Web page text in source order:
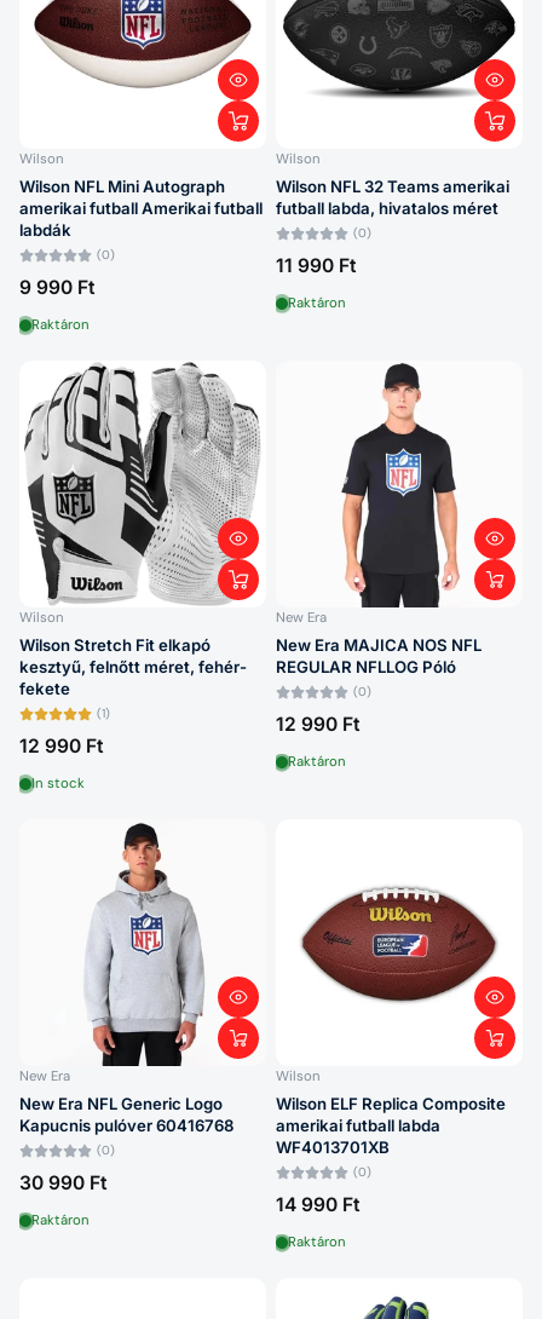
Wilson
Wilson NFL Mini Autograph
amerikai futball Amerikai futball
labdák
(0)
9 990 Ft
Raktáron
Wilson
Wilson NFL 32 Teams amerikai
futball labda, hivatalos méret
(0)
11 990 Ft
Raktáron
Wilson
Wilson Stretch Fit elkapó
kesztyű, felnőtt méret, fehér-
fekete
(1)
12 990 Ft
In stock
New Era
New Era MAJICA NOS NFL
REGULAR NFLLOG Póló
(0)
12 990 Ft
Raktáron
New Era
New Era NFL Generic Logo
Kapucnis pulóver 60416768
(0)
30 990 Ft
Raktáron
Wilson
Wilson ELF Replica Composite
amerikai futball labda
WF4013701XB
(0)
14 990 Ft
Raktáron